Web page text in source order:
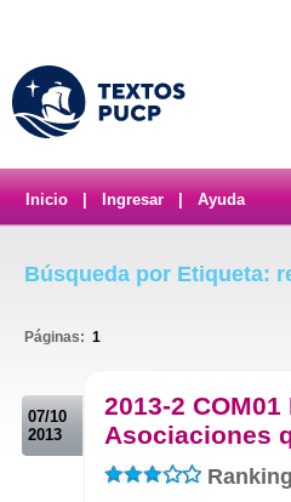
Inicio Ingresar Ayuda
Búsqueda por Etiqueta:
Páginas: 1
07/10
2013
2013-2
Asociaciones